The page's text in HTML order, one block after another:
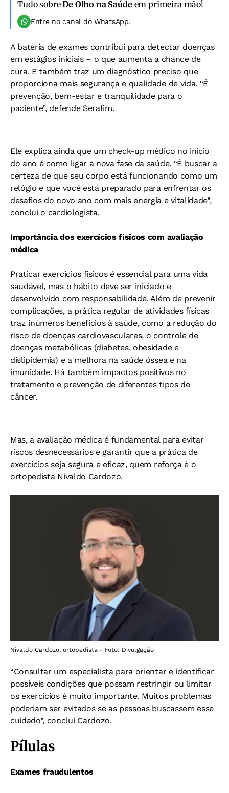
Tudo sobreDe Olho na Saúdeem primeira mão!
Entre no canal do WhatsApp.
A bateria de exames contribui para detectar doenças
em estágios iniciais – o que aumenta a chance de
cura. E também traz um diagnóstico preciso que
proporciona mais segurança e qualidade de vida. “É
prevenção, bem-estar e tranquilidade para o
paciente”, defende Serafim.
Ele explica ainda que um check-up médico no início
do ano é como ligar a nova fase da saúde. “É buscar a
certeza de que seu corpo está funcionando como um
relógio e que você está preparado para enfrentar os
desafios do novo ano com mais energia e vitalidade”,
conclui o cardiologista.
Importância dos exercícios físicos com avaliação
médica
Praticar exercícios físicos é essencial para uma vida
saudável, mas o hábito deve ser iniciado e
desenvolvido com responsabilidade. Além de prevenir
complicações, a prática regular de atividades físicas
traz inúmeros benefícios à saúde, como a redução do
risco de doenças cardiovasculares, o controle de
doenças metabólicas (diabetes, obesidade e
dislipidemia) e a melhora na saúde óssea e na
imunidade. Há também impactos positivos no
tratamento e prevenção de diferentes tipos de
câncer.
Mas, a avaliação médica é fundamental para evitar
riscos desnecessários e garantir que a prática de
exercícios seja segura e eficaz, quem reforça é o
ortopedista Nivaldo Cardozo.
Nivaldo Cardozo, ortopedista - Foto: Divulgação
“Consultar um especialista para orientar e identificar
possíveis condições que possam restringir ou limitar
os exercícios é muito importante. Muitos problemas
poderiam ser evitados se as pessoas buscassem esse
cuidado”, conclui Cardozo.
Pílulas
Exames fraudulentos